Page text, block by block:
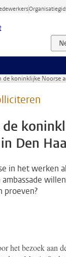
de koninklijke Noorse
de
Den
in het werken
proeven?
het bezoek aan